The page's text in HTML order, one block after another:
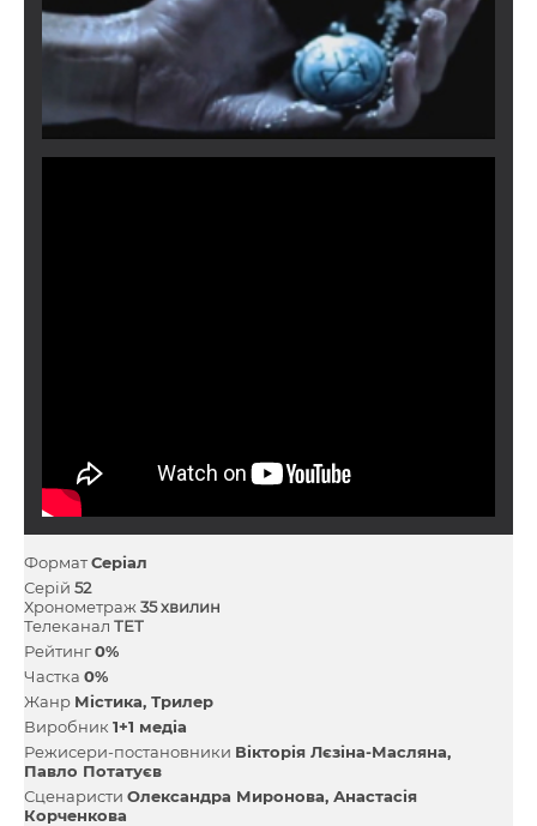
ФорматСеріал
Серій 52
Хронометраж 35 хвилин
Телеканал ТЕТ
Рейтинг0%
Частка 0%
Жанр Містика Трилер
Виробник 1+1 медіа
Режисери-постановники Вікторія Лєзіна-Масляна
Павло Потатуєв
Сценаристи Олександра Миронова Анастасія
Корченкова